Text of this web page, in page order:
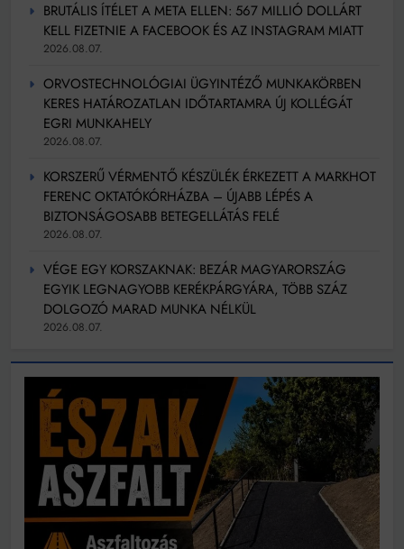
BRUTÁLIS ÍTÉLET A META ELLEN: 567 MILLIÓ DOLLÁRT
KELL FIZETNIE A FACEBOOK ÉS AZ INSTAGRAM MIATT
2026.08.07.
ORVOSTECHNOLÓGIAI ÜGYINTÉZŐ MUNKAKÖRBEN
KERES HATÁROZATLAN IDŐTARTAMRA ÚJ KOLLÉGÁT
EGRI MUNKAHELY
2026.08.07.
KORSZERŰ VÉRMENTŐ KÉSZÜLÉK ÉRKEZETT A MARKHOT
FERENC OKTATÓKÓRHÁZBA – ÚJABB LÉPÉS A
BIZTONSÁGOSABB BETEGELLÁTÁS FELÉ
2026.08.07.
VÉGE EGY KORSZAKNAK: BEZÁR MAGYARORSZÁG
EGYIK LEGNAGYOBB KERÉKPÁRGYÁRA, TÖBB SZÁZ
DOLGOZÓ MARAD MUNKA NÉLKÜL
2026.08.07.